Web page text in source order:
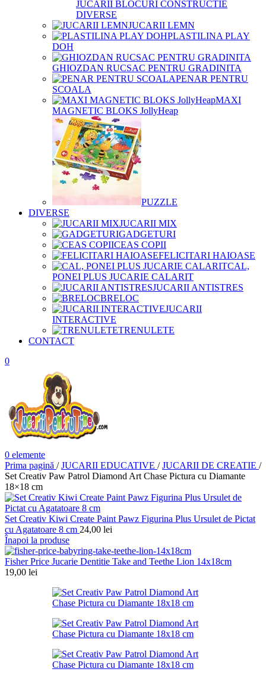
JUCARII BLOCURI CONSTRUCTIE
DIVERSE
JUCARII LEMN
PLASTILINA PLAY
DOH
GHIOZDAN RUCSAC PENTRU GRADINITA
PENAR PENTRU
SCOALA
MAXI
MAGNETIC BLOKS JollyHeap
PUZZLE
DIVERSE
JUCARII MIX
GADGETURI
CEAS COPII
FELICITARI HAIOASE
CAL,
PONEI PLUS JUCARIE CALARIT
JUCARII ANTISTRES
BRELOC
JUCARII
INTERACTIVE
TRENULETE
CONTACT
0
0 elemente
Prima pagină / JUCARII EDUCATIVE / JUCARII DE CREATIE /
Set Creativ Paw Patrol Diamond Art Chase Pictura cu Diamante
18×18 cm
Set Creativ Kiwi Create Paint Pawz Figurina Plus Ursulet de Pictat
cu Agatatoare 8 cm 24,00 lei
Înapoi la produse
Fisher Price Jucarie Dentitie Take and Teethe Lion 14x18cm
19,00 lei